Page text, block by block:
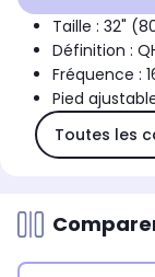
Taille : 32"
Définition :
Fréquence :
Pied
Toutes les